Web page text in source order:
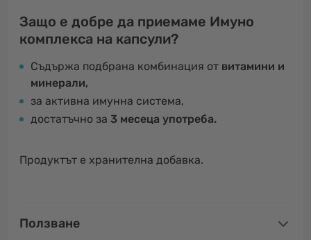
Защо е добре да приемаме Имунo
комплексa на капсули?
Съдържа подбрана комбинация от витамини и
минерали,
за активна имунна система,
достатъчно за 3 месеца употреба.
Продуктът е хранителна добавка.
Ползване